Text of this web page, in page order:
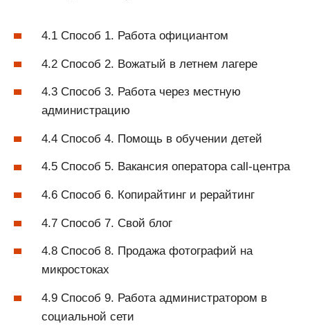
4.1 Способ 1. Работа официантом
4.2 Способ 2. Вожатый в летнем лагере
4.3 Способ 3. Работа через местную
администрацию
4.4 Способ 4. Помощь в обучении детей
4.5 Способ 5. Вакансия оператора call-центра
4.6 Способ 6. Копирайтинг и рерайтинг
4.7 Способ 7. Свой блог
4.8 Способ 8. Продажа фотографий на
микростоках
4.9 Способ 9. Работа администратором в
социальной сети